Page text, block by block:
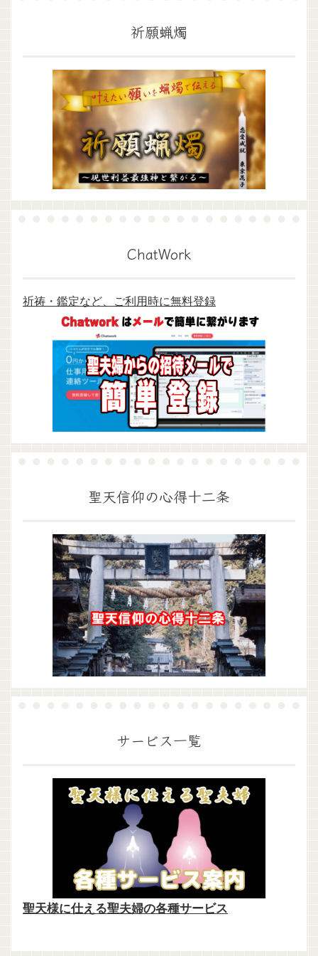
祈願蝋燭
ChatWork
祈祷・鑑定など、ご利用時に無料登録
聖天信仰の心得十二条
サービス一覧
聖天様に仕える聖夫婦の各種サービス